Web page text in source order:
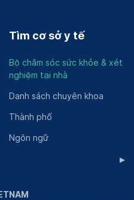
Tìm cơ sở y tế
Bộ chăm sóc sức khỏe & xét
nghiệm tại nhà
Danh sách chuyên khoa
Thành phố
Ngôn ngữ
▸